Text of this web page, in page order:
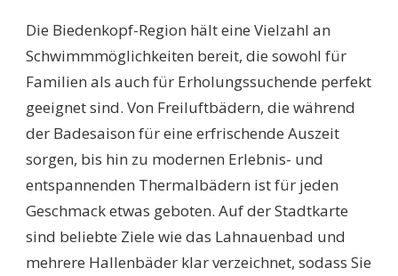
ENTDECKEN
DIE
BESTEN
FÜR
FAMILIEN
Die Biedenkopf-Region hält eine Vielzahl an
Schwimmmöglichkeiten bereit, die sowohl für
Familien als auch für Erholungssuchende perfekt
geeignet sind. Von Freiluftbädern, die während
der Badesaison für eine erfrischende Auszeit
sorgen, bis hin zu modernen Erlebnis- und
entspannenden Thermalbädern ist für jeden
Geschmack etwas geboten. Auf der Stadtkarte
sind beliebte Ziele wie das Lahnauenbad und
mehrere Hallenbäder klar verzeichnet, sodass Sie